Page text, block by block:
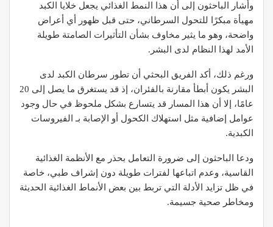
وأشار الباحثون إلى أن هذا النمط الغذائي يجعل خلايا الكبد
مهيأة مبكرًا للتحول السرطاني، حتى قبل ظهور أي أعراض
واضحة، وهو ما يثير مخاوف بشأن التأثيرات الصامتة طويلة
الأمد لهذا النظام لدى البشر.
ورغم ذلك، أكد الفريق البحثي أن تطور سرطان الكبد لدى
البشر يكون أبطأ مقارنة بالفئران، إذ قد يستغرق ما يصل إلى 20
عامًا، إلا أن هذا المسار قد يتسارع بشكل ملحوظ في حال وجود
عوامل إضافية مثل استهلاك الكحول أو الإصابة بـ الفيروسات
الكبدية.
ودعا الباحثون إلى ضرورة التعامل بحذر مع الأنظمة الغذائية
القاسية، وعدم اتباعها لفترات طويلة دون إشراف طبي، خاصة
في ظل تزايد الأدلة التي تربط بين بعض الأنماط الغذائية الحديثة
ومخاطر صحية جسيمة.